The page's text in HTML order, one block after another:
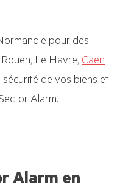
pour des
Le Havre, Caen
de vos biens et
Alarm.
Alarm en